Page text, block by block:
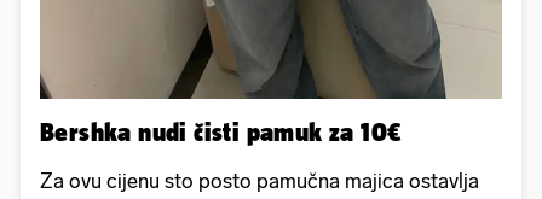
Bershka nudi čisti pamuk za 10€
Za ovu cijenu sto posto pamučna majica ostavlja